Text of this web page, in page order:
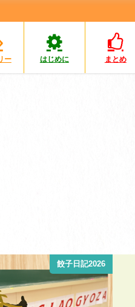
ー はじめに まとめ
餃子日記2026